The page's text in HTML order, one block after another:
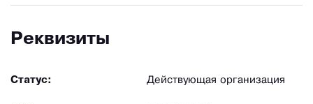
Реквизиты
Статус: Действующая организация